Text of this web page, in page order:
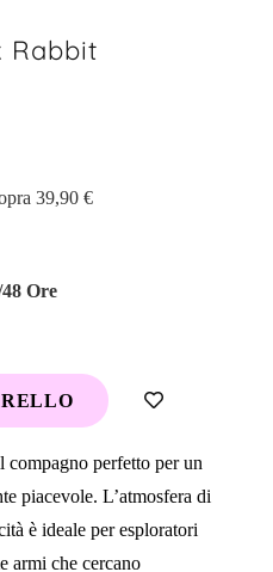
Rabbit
39,90 €
Ore
perfetto per un
piacevole. L’atmosfera di
è ideale per esploratori
armi che cercano